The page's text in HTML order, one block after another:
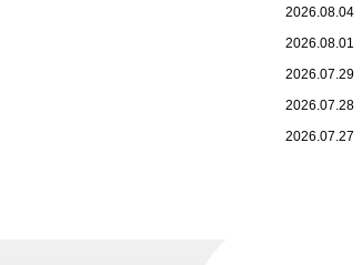
2026.08.04
2026.08.01
2026.07.29
2026.07.28
2026.07.27